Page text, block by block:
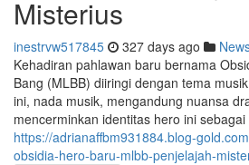
Misterius
inestrvw517845 327 days ago
Kehadiran pahlawan baru bernama
Bang (MLBB) diiringi dengan tema
ini, nada musik, mengandung nuansa
mencerminkan identitas hero ini sebagai
https://adrianaffbm931884.blog-
obsidia-hero-baru-mlbb-penjelajah-